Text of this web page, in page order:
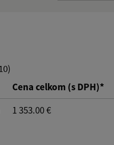
Cena celkom (s DPH)*
1 353.00 €